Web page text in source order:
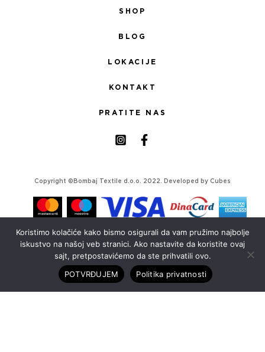
SHOP
BLOG
LOKACIJE
KONTAKT
PRATITE NAS
Copyright ©Bombaj Textile d.o.o. 2022. Developed by Cubes
Koristimo kolačiće kako bismo osigurali da vam pružimo najbolje
iskustvo na našoj veb stranici. Ako nastavite da koristite ovaj
sajt, pretpostavićemo da ste prihvatili ovo.
POTVRĐUJEM
Politika privatnosti